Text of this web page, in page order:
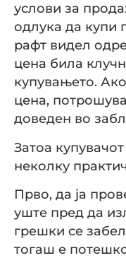
услови за
одлука да купи
рафт видел
цена била
купувањето.
цена,
доведен во
Затоа
неколку
Прво, да ја
уште пред да
грешки се
тогаш е